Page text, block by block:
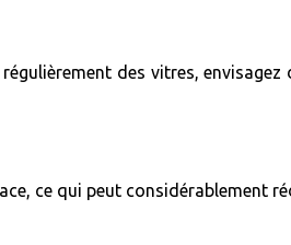
des vitres,
ce qui peut considérablement